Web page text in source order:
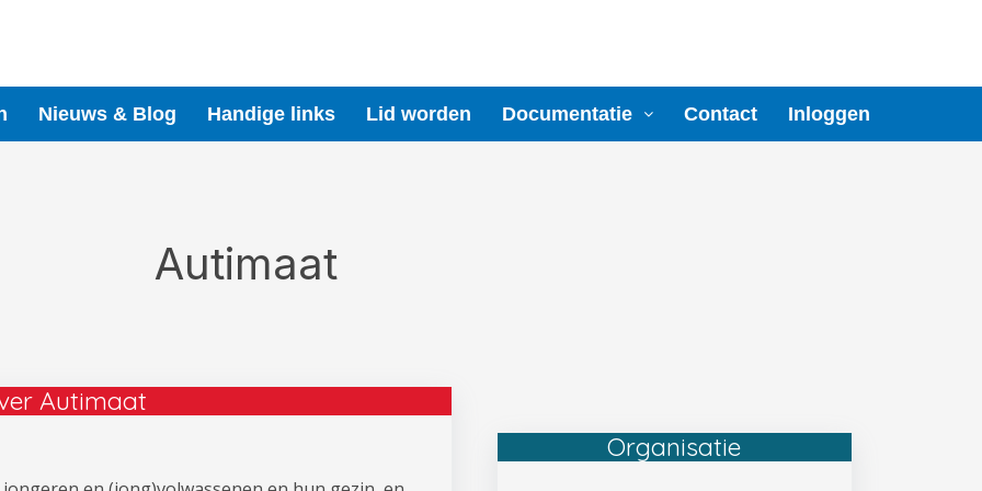
Nieuws & Blog Handige links Lid worden Documentatie Contact Inloggen
Autimaat
Autimaat
Organisatie